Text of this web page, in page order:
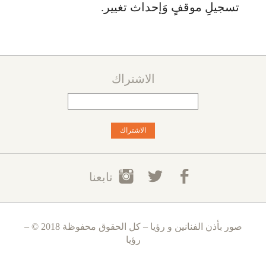
تسجيلِ موقفٍ وَإحداث تغيير.
الاشتراك
تابعنا
صور بأذن الفنانين و رؤيا – كل الحقوق محفوظة 2018 © –
رؤيا